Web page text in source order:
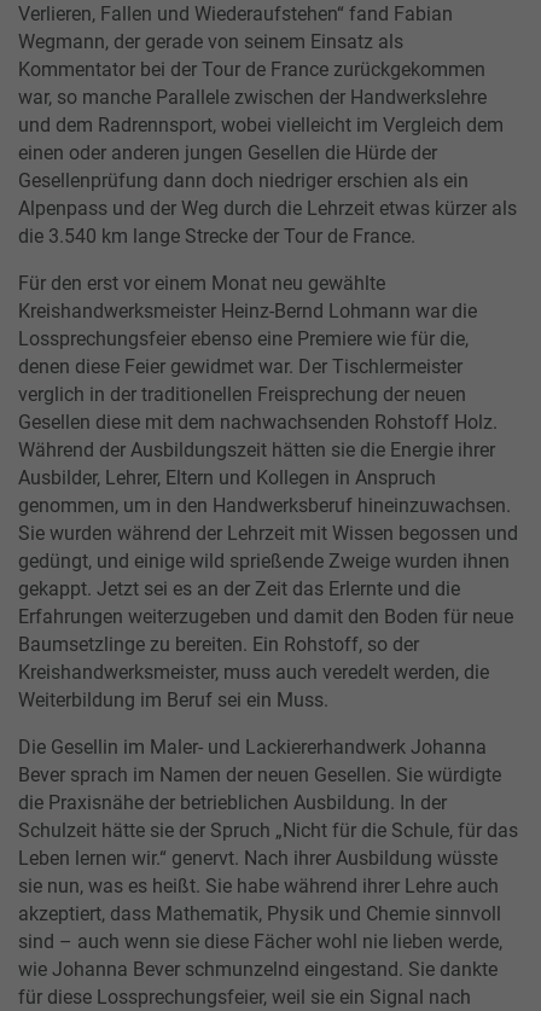
Verlieren, Fallen und Wiederaufstehen“ fand Fabian
Wegmann, der gerade von seinem Einsatz als
Kommentator bei der Tour de France zurückgekommen
war, so manche Parallele zwischen der Handwerkslehre
und dem Radrennsport, wobei vielleicht im Vergleich dem
einen oder anderen jungen Gesellen die Hürde der
Gesellenprüfung dann doch niedriger erschien als ein
Alpenpass und der Weg durch die Lehrzeit etwas kürzer als
die 3.540 km lange Strecke der Tour de France.
Für den erst vor einem Monat neu gewählte
Kreishandwerksmeister Heinz-Bernd Lohmann war die
Lossprechungsfeier ebenso eine Premiere wie für die,
denen diese Feier gewidmet war. Der Tischlermeister
verglich in der traditionellen Freisprechung der neuen
Gesellen diese mit dem nachwachsenden Rohstoff Holz.
Während der Ausbildungszeit hätten sie die Energie ihrer
Ausbilder, Lehrer, Eltern und Kollegen in Anspruch
genommen, um in den Handwerksberuf hineinzuwachsen.
Sie wurden während der Lehrzeit mit Wissen begossen und
gedüngt, und einige wild sprießende Zweige wurden ihnen
gekappt. Jetzt sei es an der Zeit das Erlernte und die
Erfahrungen weiterzugeben und damit den Boden für neue
Baumsetzlinge zu bereiten. Ein Rohstoff, so der
Kreishandwerksmeister, muss auch veredelt werden, die
Weiterbildung im Beruf sei ein Muss.
Die Gesellin im Maler- und Lackiererhandwerk Johanna
Bever sprach im Namen der neuen Gesellen. Sie würdigte
die Praxisnähe der betrieblichen Ausbildung. In der
Schulzeit hätte sie der Spruch „Nicht für die Schule, für das
Leben lernen wir.“ genervt. Nach ihrer Ausbildung wüsste
sie nun, was es heißt. Sie habe während ihrer Lehre auch
akzeptiert, dass Mathematik, Physik und Chemie sinnvoll
sind – auch wenn sie diese Fächer wohl nie lieben werde,
wie Johanna Bever schmunzelnd eingestand. Sie dankte
für diese Lossprechungsfeier, weil sie ein Signal nach